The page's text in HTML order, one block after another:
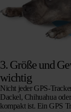
3.Größe und
wichtig
Nicht jeder GPS-
Dackel, Chihuahua
kompakt ist. Ein GPS